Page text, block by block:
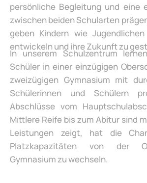
persönliche Begleitung und eine
zwischen beiden Schularten
geben Kindern wie
entwickeln und ihre Zukunft zu
In unserem Schulzentrum
Schüler in einer einzügigen
zweizügigen Gymnasium mit
Schülerinnen und Schülern
Abschlüsse vom
Mittlere Reife bis zum Abitur sind
Leistungen zeigt, hat die
Platzkapazitäten von der
Gymnasium zu wechseln.